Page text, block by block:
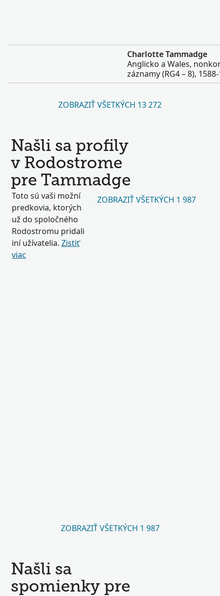
Charlotte Tammadge
Anglicko a Wales,
záznamy (RG4 – 8),
ZOBRAZIŤ VŠETKÝCH 13 272
Našli sa profily
v Rodostrome
pre Tammadge
Toto sú vaši možní
predkovia, ktorých
už do spoločného
Rodostromu pridali
iní užívatelia. Zistiť
viac
ZOBRAZIŤ VŠETKÝCH 1 987
ZOBRAZIŤ VŠETKÝCH 1 987
Našli sa
spomienky pre